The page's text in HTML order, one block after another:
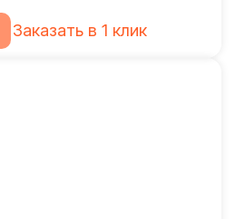
Заказать в 1 клик